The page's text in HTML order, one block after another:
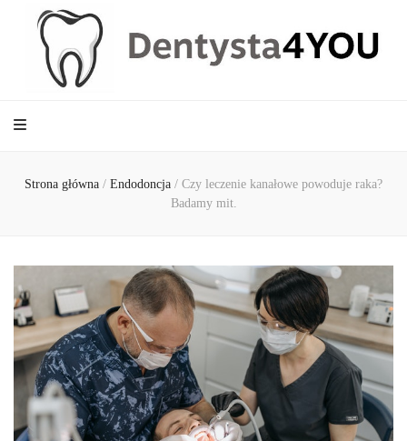
Dentysta4YOU
Strona główna / Endodoncja / Czy leczenie kanałowe powoduje raka?
Badamy mit.